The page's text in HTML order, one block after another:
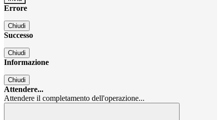
Errore
Chiudi
Successo
Chiudi
Informazione
Chiudi
Attendere...
Attendere il completamento dell'operazione...